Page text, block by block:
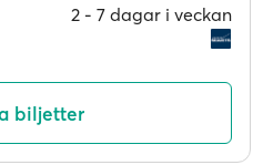
2 ‐ 7 dagar i veckan
biljetter